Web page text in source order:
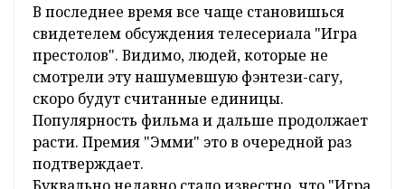
В последнее время все чаще становишься
свидетелем обсуждения телесериала "Игра
престолов". Видимо, людей, которые не
смотрели эту нашумевшую фэнтези-сагу,
скоро будут считанные единицы.
Популярность фильма и дальше продолжает
расти. Премия "Эмми" это в очередной раз
подтверждает.